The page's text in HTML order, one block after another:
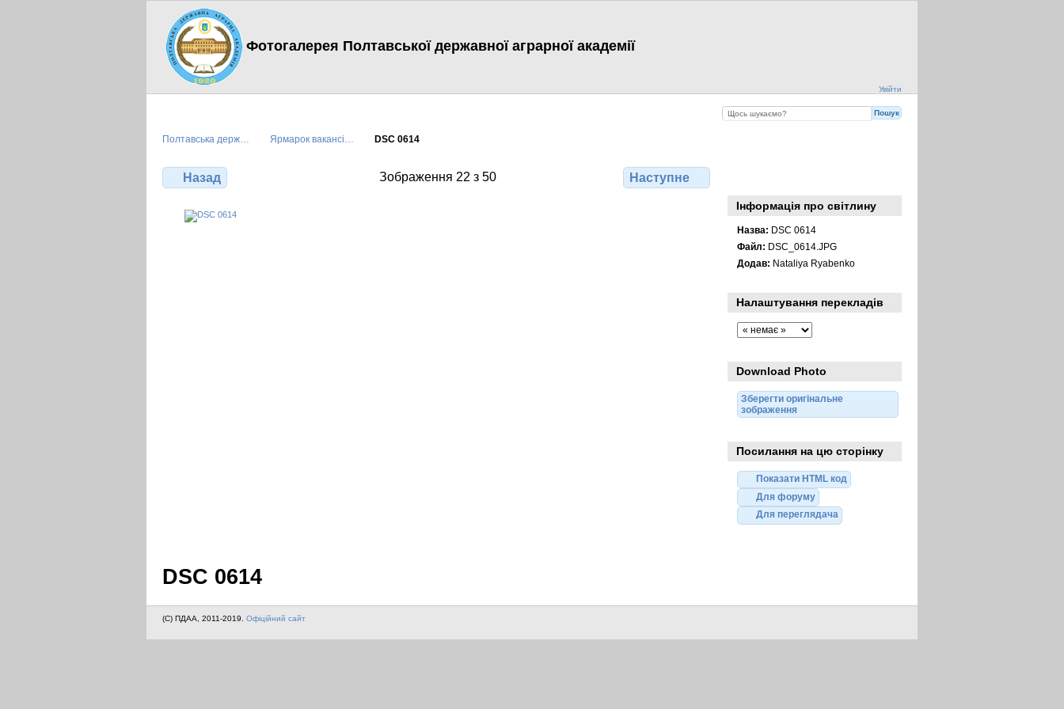
Фотогалерея Полтавської державної аграрної академії
Увійти
Полтавська держ… Ярмарок вакансі… DSC 0614
Назад Зображення 22 з 50 Наступне
DSC 0614
Інформація про світлину
Назва: DSC 0614
Файл: DSC_0614.JPG
Додав: Nataliya Ryabenko
Налаштування перекладів
Download Photo
Зберегти оригінальне
зображення
Посилання на цю сторінку
Показати HTML код
Для форуму
Для переглядача
(C) ПДАА, 2011-2019. Офіційний сайт